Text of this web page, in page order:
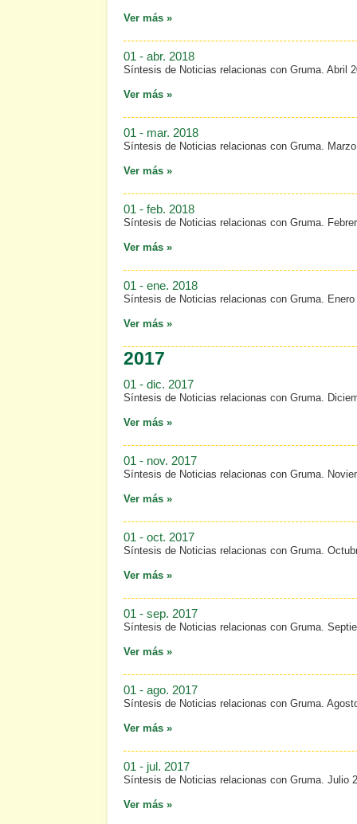
Ver más »
01 - abr. 2018
Síntesis de Noticias relacionas con Gruma. Abril
Ver más »
01 - mar. 2018
Síntesis de Noticias relacionas con Gruma.
Ver más »
01 - feb. 2018
Síntesis de Noticias relacionas con Gruma.
Ver más »
01 - ene. 2018
Síntesis de Noticias relacionas con Gruma. Enero
Ver más »
2017
01 - dic. 2017
Síntesis de Noticias relacionas con Gruma.
Ver más »
01 - nov. 2017
Síntesis de Noticias relacionas con Gruma.
Ver más »
01 - oct. 2017
Síntesis de Noticias relacionas con Gruma.
Ver más »
01 - sep. 2017
Síntesis de Noticias relacionas con Gruma.
Ver más »
01 - ago. 2017
Síntesis de Noticias relacionas con Gruma.
Ver más »
01 - jul. 2017
Síntesis de Noticias relacionas con Gruma. Julio
Ver más »